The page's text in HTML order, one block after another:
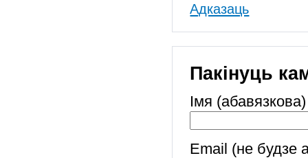
Адказаць
Пакінуць
Імя (абавязкова)
Email (не будзе